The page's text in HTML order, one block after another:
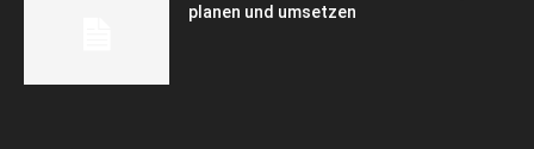
planen und umsetzen